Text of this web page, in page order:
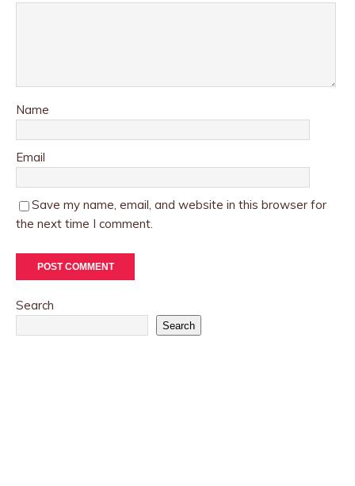
Name
Email
Save my name, email, and website in this browser for
the next time I comment.
Search
Search